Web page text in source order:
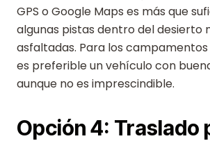
GPS o Google Maps es más que
algunas pistas dentro del desierto
asfaltadas. Para los campamentos
es preferible un vehículo con
aunque no es imprescindible.
Opción 4: Traslado